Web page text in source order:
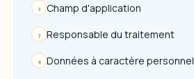
2 Champ d'application
3 Responsable du traitement
4 Données à caractère personnel